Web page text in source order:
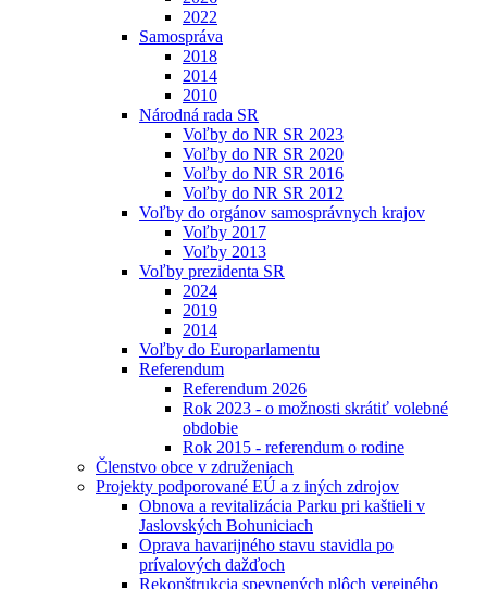
2022
Samospráva
2018
2014
2010
Národná rada SR
Voľby do NR SR 2023
Voľby do NR SR 2020
Voľby do NR SR 2016
Voľby do NR SR 2012
Voľby do orgánov samosprávnych krajov
Voľby 2017
Voľby 2013
Voľby prezidenta SR
2024
2019
2014
Voľby do Europarlamentu
Referendum
Referendum 2026
Rok 2023 - o možnosti skrátiť volebné
obdobie
Rok 2015 - referendum o rodine
Členstvo obce v združeniach
Projekty podporované EÚ a z iných zdrojov
Obnova a revitalizácia Parku pri kaštieli v
Jaslovských Bohuniciach
Oprava havarijného stavu stavidla po
prívalových dažďoch
Rekonštrukcia spevnených plôch verejného